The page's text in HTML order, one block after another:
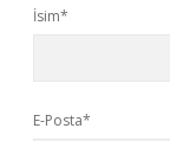
İsim*
E-Posta*